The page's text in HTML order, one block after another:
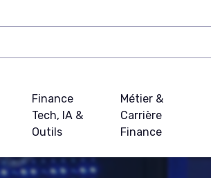
Finance
Tech, IA &
Outils
Métier &
Carrière
Finance